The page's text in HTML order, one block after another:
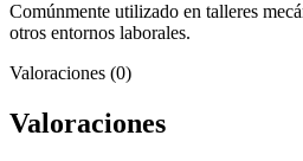
Comúnmente utilizado en talleres
otros entornos laborales.
Valoraciones (0)
Valoraciones